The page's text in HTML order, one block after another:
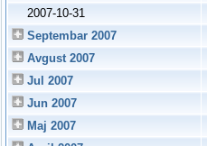
2007-10-31
Septembar 2007
Avgust 2007
Jul 2007
Jun 2007
Maj 2007